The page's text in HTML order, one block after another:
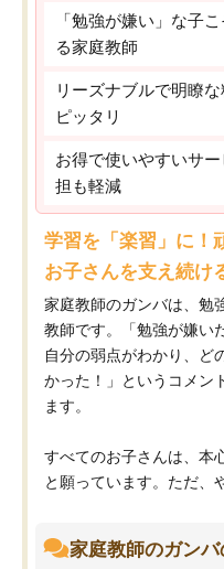
「勉強が嫌い」な子
る家庭教師
リーズナブルで明瞭
ピッタリ
お得で使いやすいサ
担も軽減
学習を「楽習」に！
お子さんを支え続け
家庭教師のガンバは、勉
教師です。「勉強が嫌い
自分の弱点がわかり、ど
かった！」というコメン
ます。
すべてのお子さんは、本
と願っています。ただ、や
家庭教師のガン